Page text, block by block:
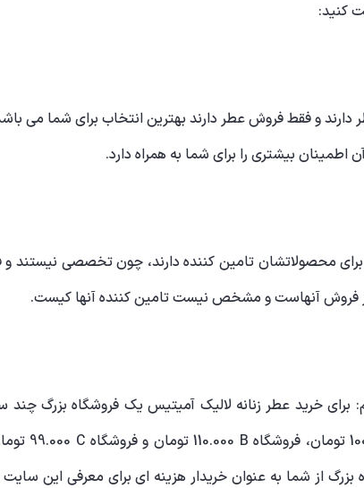
کنید:
و فقط فروش عطر دارند بهترین انتخاب برای شما می
بیشتری را برای شما به همراه دارد.
محصولاتشان تامین کننده دارند، چون تخصصی نیستند و
فروش آنهاست و مشخص نیست تامین کننده آنها کیست.
خرید عطر زنانه لالیک آمیتیس یک فروشگاه بزرگ چند
B
C
بزرگ از شما به عنوان خریدار هزینه ای برای معرفی این